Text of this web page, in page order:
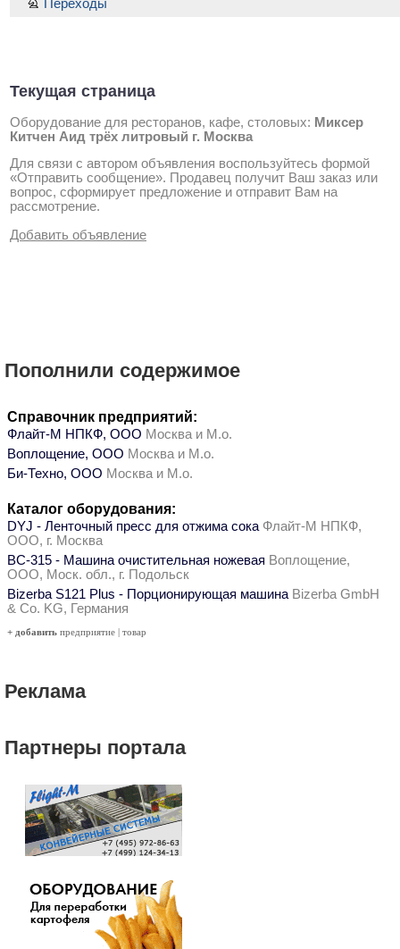
Текущая страница
Оборудование для ресторанов, кафе, столовых: Миксер
Китчен Аид трёх литровый г. Москва
Для связи с автором объявления воспользуйтесь формой
«Отправить сообщение». Продавец получит Ваш заказ или
вопрос, сформирует предложение и отправит Вам на
рассмотрение.
Добавить объявление
Переходы
Пополнили содержимое
Справочник предприятий:
Флайт-М НПКФ, ООО Москва и М.о.
Воплощение, ООО Москва и М.о.
Би-Техно, ООО Москва и М.о.
Каталог оборудования:
DYJ - Ленточный пресс для отжима сока Флайт-М НПКФ,
ООО, г. Москва
ВС-315 - Машина очистительная ножевая Воплощение,
ООО, Моск. обл., г. Подольск
Bizerba S121 Plus - Порционирующая машина Bizerba GmbH
& Co. KG, Германия
+ добавить предприятие | товар
Реклама
Партнеры портала